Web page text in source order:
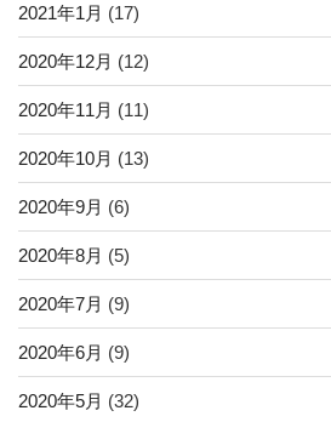
2021年1月 (17)
2020年12月 (12)
2020年11月 (11)
2020年10月 (13)
2020年9月 (6)
2020年8月 (5)
2020年7月 (9)
2020年6月 (9)
2020年5月 (32)